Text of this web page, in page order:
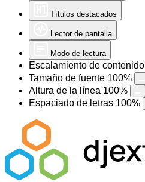
Títulos destacados
Lector de pantalla
Modo de lectura
Escalamiento de contenido
Tamaño de fuente 100%
Altura de la línea 100%
Espaciado de letras 100%